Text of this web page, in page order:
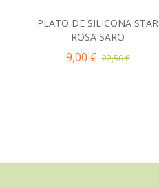
Añadir al carrito
PLATO DE SILICONA STAR
ROSA SARO
9,00 € 22,50 €